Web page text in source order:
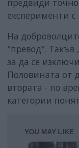
предвиди
експерименти с
На
"превод". Такъв
за да се
Половината от
втората - по
категории